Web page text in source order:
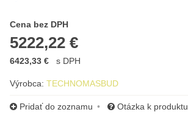
Cena bez DPH
5222,22 €
Cena s DPH
6423,33 € s DPH
Výrobca: TECHNOMASBUD
Pridať do zoznamu Otázka k produktu